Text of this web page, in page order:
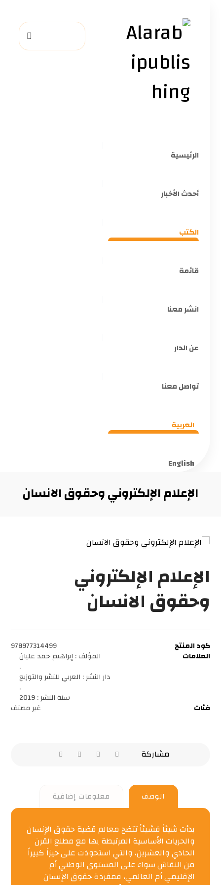
الرئيسية
أحدث الأخبار
الكتب
قائمة
انشر معنا
عن الدار
تواصل معنا
العربية
English
الإعلام الإلكتروني وحقوق الانسان
الإعلام الإلكتروني
وحقوق الانسان
كود المنتج 978977314499
العلامات المؤلف : إبراهيم حمد عليان
,
دار النشر : العربي للنشر والتوزيع
,
سنة النشر : 2019
فئات غير مصنف
الوصف معلومات إضافية
بدأت شيئاً فشيئاً تتضح معالم قضية حقوق الإنسان
والحريات الأساسية المرتبطة بها مع مطلع القرن
الحادي والعشرين، والتي استحوذت على حيزاً كبيراً
من النقاش سواء على المستوى الوطني أم
الإقليمي أم العالمي، فمفردة حقوق الإنسان